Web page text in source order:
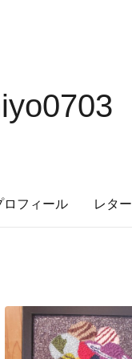
ロフィール レター